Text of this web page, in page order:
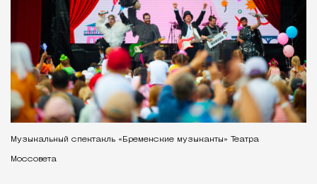
Музыкальный спектакль «Бременские музыканты» Театра
Моссовета